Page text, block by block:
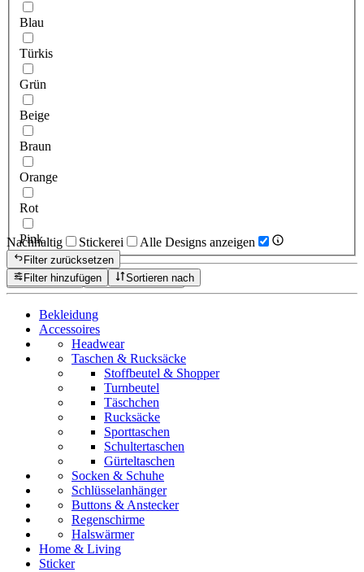
Blau
Türkis
Grün
Beige
Braun
Orange
Rot
Pink
Zurücksetzen Produkte anzeigen
Nachhaltig Stickerei Alle Designs anzeigen
Filter zurücksetzen
Filter hinzufügen
Sortieren nach
Bekleidung
Accessoires
Headwear
Taschen & Rucksäcke
Stoffbeutel & Shopper
Turnbeutel
Täschchen
Rucksäcke
Sporttaschen
Schultertaschen
Gürteltaschen
Socken & Schuhe
Schlüsselanhänger
Buttons & Anstecker
Regenschirme
Halswärmer
Home & Living
Sticker